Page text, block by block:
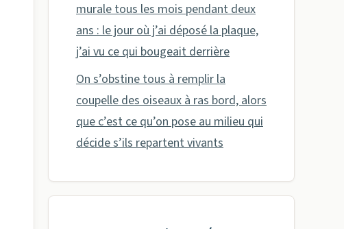
murale tous les mois pendant deux
ans : le jour où j’ai déposé la plaque,
j’ai vu ce qui bougeait derrière
On s’obstine tous à remplir la
coupelle des oiseaux à ras bord, alors
que c’est ce qu’on pose au milieu qui
décide s’ils repartent vivants